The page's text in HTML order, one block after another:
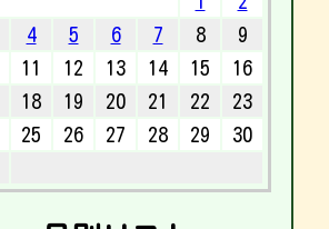
4 5 6 7 8
9
11 12 13 14 15
16
18 19 20 21 22
23
25 26 27 28 29
30